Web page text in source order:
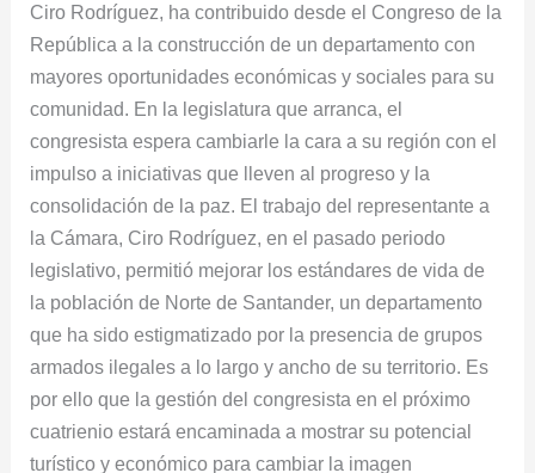
Ciro Rodríguez, ha contribuido desde el Congreso de la
República a la construcción de un departamento con
mayores oportunidades económicas y sociales para su
comunidad. En la legislatura que arranca, el
congresista espera cambiarle la cara a su región con el
impulso a iniciativas que lleven al progreso y la
consolidación de la paz. El trabajo del representante a
la Cámara, Ciro Rodríguez, en el pasado periodo
legislativo, permitió mejorar los estándares de vida de
la población de Norte de Santander, un departamento
que ha sido estigmatizado por la presencia de grupos
armados ilegales a lo largo y ancho de su territorio. Es
por ello que la gestión del congresista en el próximo
cuatrienio estará encaminada a mostrar su potencial
turístico y económico para cambiar la imagen